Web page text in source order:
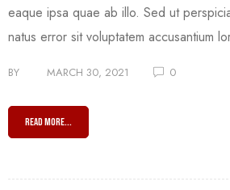
eaque ipsa quae ab illo. Sed ut
natus error sit voluptatem accusantium
BY MARCH 30, 2021 0
READ MORE...